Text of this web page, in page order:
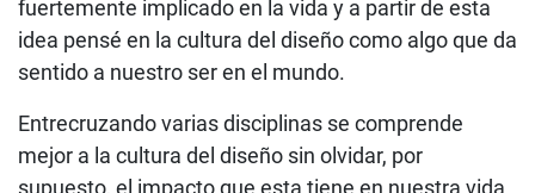
fuertemente implicado en la vida y a partir de esta
idea pensé en la cultura del diseño como algo que da
sentido a nuestro ser en el mundo.
Entrecruzando varias disciplinas se comprende
mejor a la cultura del diseño sin olvidar, por
supuesto, el impacto que esta tiene en nuestra vida